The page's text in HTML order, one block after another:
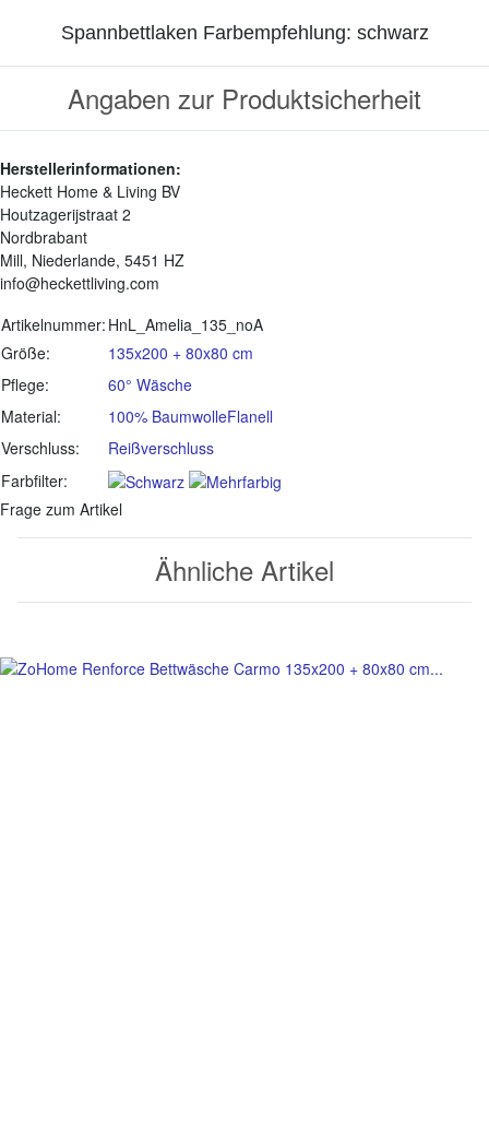
Spannbettlaken Farbempfehlung: schwarz
Angaben zur Produktsicherheit
Herstellerinformationen:
Heckett Home & Living BV
Houtzagerijstraat 2
Nordbrabant
Mill, Niederlande, 5451 HZ
info@heckettliving.com
Produkteigenschaft
Wert
Artikelnummer: HnL_Amelia_135_noA
Größe:
135x200 + 80x80 cm
Pflege:
60° Wäsche
Material:
100% BaumwolleFlanell
Verschluss:
Reißverschluss
Farbfilter:
Frage zum Artikel
Ähnliche Artikel